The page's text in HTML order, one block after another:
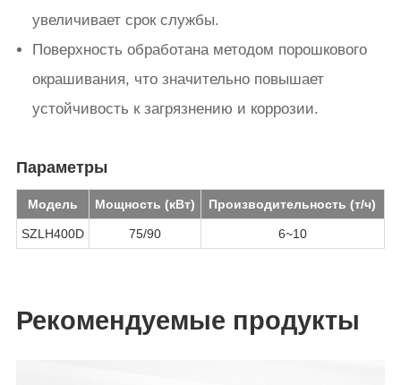
увеличивает срок службы.
Поверхность обработана методом порошкового
окрашивания, что значительно повышает
устойчивость к загрязнению и коррозии.
Параметры
Модель Мощность (кВт) Производительность (т/ч)
SZLH400D 75/90 6~10
Рекомендуемые продукты